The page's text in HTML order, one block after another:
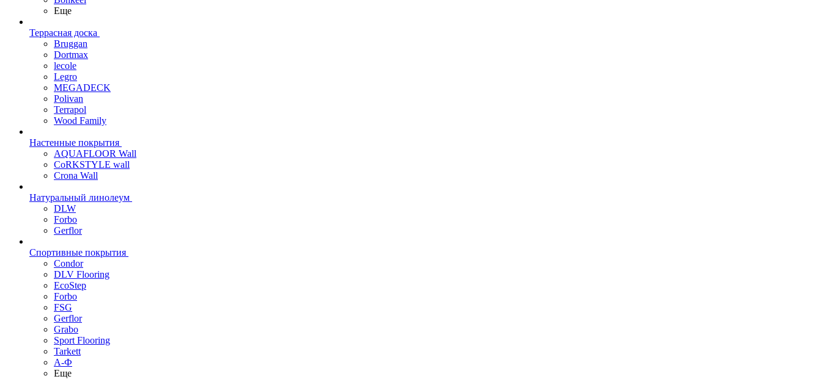
Еще
Террасная доска
Bruggan
Dortmax
lecole
Legro
MEGADECK
Polivan
Terrapol
Wood Family
Настенные покрытия
AQUAFLOOR Wall
CoRKSTYLE wall
Crona Wall
Натуральный линолеум
DLW
Forbo
Gerflor
Спортивные покрытия
Condor
DLV Flooring
EcoStep
Forbo
FSG
Gerflor
Grabo
Sport Flooring
Tarkett
А-Ф
Еще